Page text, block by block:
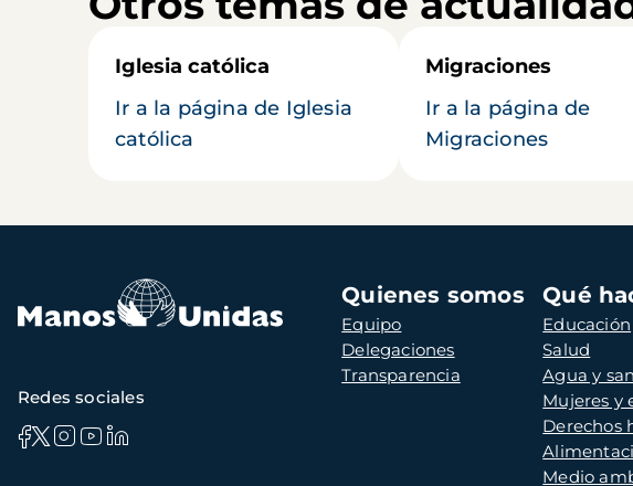
Iglesia católica
Ir a la página de Iglesia
católica
Migraciones
Ir a la página de
Migraciones
Navegación
principal
Quienes somos
Equipo
Delegaciones
Transparencia
Qué
Educación
Salud
Agua y
Mujeres y
Derechos
Medio
Redes sociales